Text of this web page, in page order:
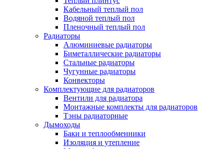
Кабельный теплый пол
Водяной теплый пол
Пленочный теплый пол
Радиаторы
Алюминиевые радиаторы
Биметаллические радиаторы
Стальные радиаторы
Чугунные радиаторы
Конвекторы
Комплектующие для радиаторов
Вентили для радиатора
Монтажные комплекты для радиаторов
Тэны радиаторные
Дымоходы
Баки и теплообменники
Изоляция и утепление